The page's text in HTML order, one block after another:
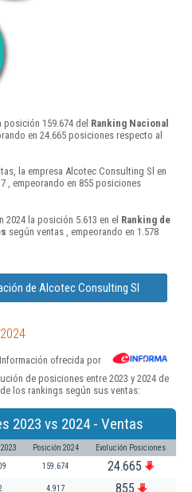
159.674 del Ranking Nacional
en 24.665 posiciones respecto al
la empresa Alcotec Consulting Sl en
, empeorando en 855 posiciones
la posición 5.613 en el Ranking de
según ventas , empeorando en 1.578
de Alcotec Consulting Sl
Información ofrecida por
de posiciones entre 2023 y 2024 de
los rankings según sus ventas:
2023 vs 2024 - Ventas
Posición 2024 Evolución Posiciones
159.674 24.665
4.917 855